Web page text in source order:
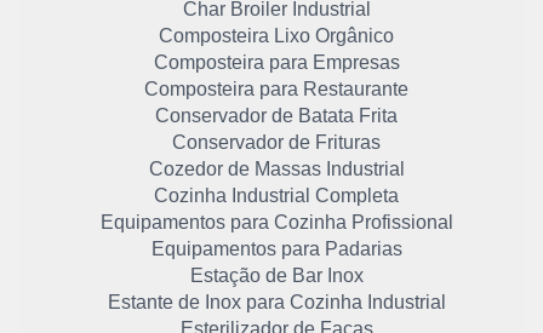
Char Broiler Industrial
Composteira Lixo Orgânico
Composteira para Empresas
Composteira para Restaurante
Conservador de Batata Frita
Conservador de Frituras
Cozedor de Massas Industrial
Cozinha Industrial Completa
Equipamentos para Cozinha Profissional
Equipamentos para Padarias
Estação de Bar Inox
Estante de Inox para Cozinha Industrial
Esterilizador de Facas